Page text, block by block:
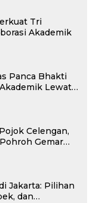
Tri
Akademik
Panca Bhakti
Lewat
Celengan,
Gemar
Jakarta: Pilihan
dan